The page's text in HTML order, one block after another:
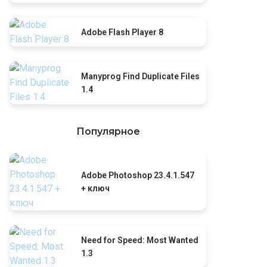
Adobe Flash Player 8
Manyprog Find Duplicate Files
1.4
Популярное
Adobe Photoshop 23.4.1.547
+ ключ
Need for Speed: Most Wanted
1.3